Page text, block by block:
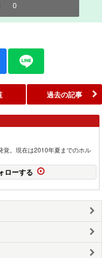
0
過去の記事
覚。現在は2010年夏までのホル
ローする